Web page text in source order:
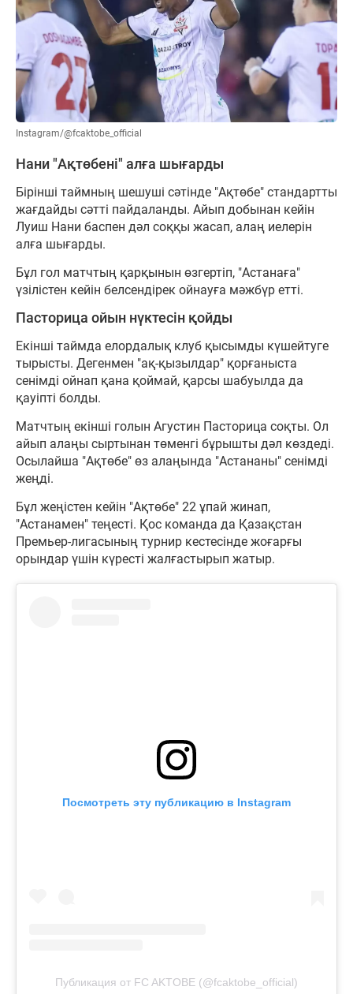
Instagram/@fcaktobe_official
Нани "Ақтөбені" алға шығарды
Бірінші таймның шешуші сәтінде "Ақтөбе" стандартты
жағдайды сәтті пайдаланды. Айып добынан кейін
Луиш Нани баспен дәл соққы жасап, алаң иелерін
алға шығарды.
Бұл гол матчтың қарқынын өзгертіп, "Астанаға"
үзілістен кейін белсендірек ойнауға мәжбүр етті.
Пасторица ойын нүктесін қойды
Екінші таймда елордалық клуб қысымды күшейтуге
тырысты. Дегенмен "ақ-қызылдар" қорғаныста
сенімді ойнап қана қоймай, қарсы шабуылда да
қауіпті болды.
Матчтың екінші голын Агустин Пасторица соқты. Ол
айып алаңы сыртынан төменгі бұрышты дәл көздеді.
Осылайша "Ақтөбе" өз алаңында "Астананы" сенімді
жеңді.
Бұл жеңістен кейін "Ақтөбе" 22 ұпай жинап,
"Астанамен" теңесті. Қос команда да Қазақстан
Премьер-лигасының турнир кестесінде жоғарғы
орындар үшін күресті жалғастырып жатыр.
Посмотреть эту публикацию в Instagram
Публикация от FC AKTOBE (@fcaktobe_official)